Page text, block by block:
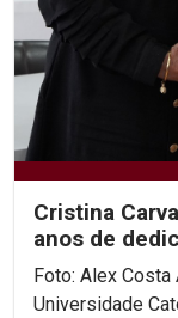
Cristina
anos de
Foto: Alex Costa Após quase 49 anos de dedicação à
Universidade